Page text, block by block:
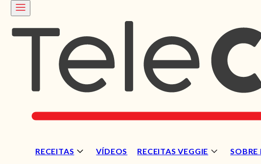
RECEITAS VÍDEOS RECEITAS VEGGIE SOBRE